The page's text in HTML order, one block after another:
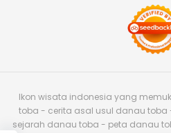
Ikon wisata indonesia yang
toba - cerita asal usul danau
sejarah danau toba - peta danau